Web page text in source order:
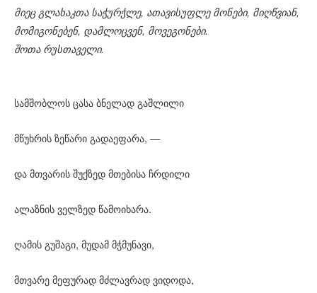
მიეც გლახაკთა საჭურჭლე, ათავისუფლე მონები, მიღწვიან,
მომიგონებენ, დამლოცვენ, მოვეგონები.
შოთა რუსთაველი.
სამშობლოს ცასა ბნელად გაშლილი
მწუხრის ზეწარი გადაეფარა, —
და მთვარის შუქზედ მთებისა ჩრდილი
ალაზნის ველზედ წამოიხარა.
ღამის გუშაგი, მუდამ მჭმუნავი,
მთვარე მეფურად მძლავრად ვიდოდა,